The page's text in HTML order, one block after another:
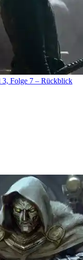
3, Folge 7 – Rückblick